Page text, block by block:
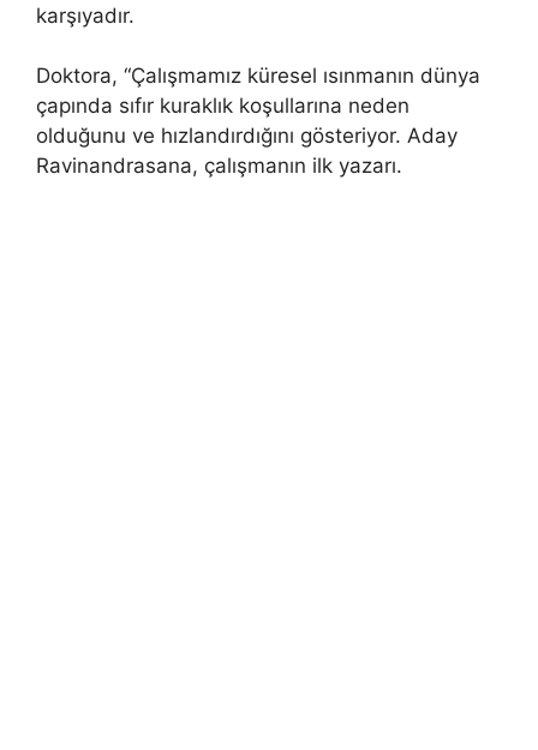
karşıyadır.
Doktora, “Çalışmamız küresel ısınmanın dünya
çapında sıfır kuraklık koşullarına neden
olduğunu ve hızlandırdığını gösteriyor. Aday
Ravinandrasana, çalışmanın ilk yazarı.